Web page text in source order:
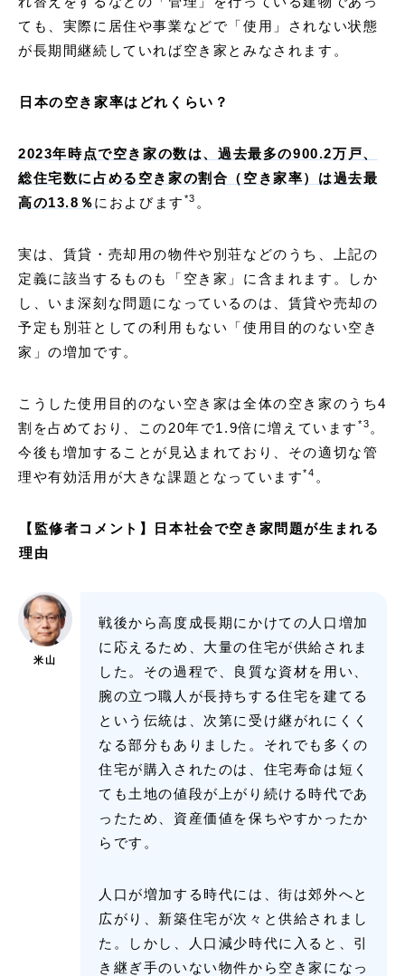
ても、実際に居住や事業などで「使用」されない状態
が長期間継続していれば空き家とみなされます。
日本の空き家率はどれくらい？
2023年時点で空き家の数は、過去最多の900.2万戸、
総住宅数に占める空き家の割合（空き家率）は過去最
高の13.8％におよびます *3 。
実は、賃貸・売却用の物件や別荘などのうち、上記の
定義に該当するものも「空き家」に含まれます。しか
し、いま深刻な問題になっているのは、賃貸や売却の
予定も別荘としての利用もない「使用目的のない空き
家」の増加です。
こうした使用目的のない空き家は全体の空き家のうち4
割を占めており、この20年で1.9倍に増えています*3 。
今後も増加することが見込まれており、その適切な管
理や有効活用が大きな課題となっています*4 。
【監修者コメント】日本社会で空き家問題が生まれる
理由
米山
戦後から高度成長期にかけての人口増加
に応えるため、大量の住宅が供給されま
した。その過程で、良質な資材を用い、
腕の立つ職人が長持ちする住宅を建てる
という伝統は、次第に受け継がれにくく
なる部分もありました。それでも多くの
住宅が購入されたのは、住宅寿命は短く
ても土地の値段が上がり続ける時代であ
ったため、資産価値を保ちやすかったか
らです。
人口が増加する時代には、街は郊外へと
広がり、新築住宅が次々と供給されまし
た。しかし、人口減少時代に入ると、引
き継ぎ手のいない物件から空き家になっ